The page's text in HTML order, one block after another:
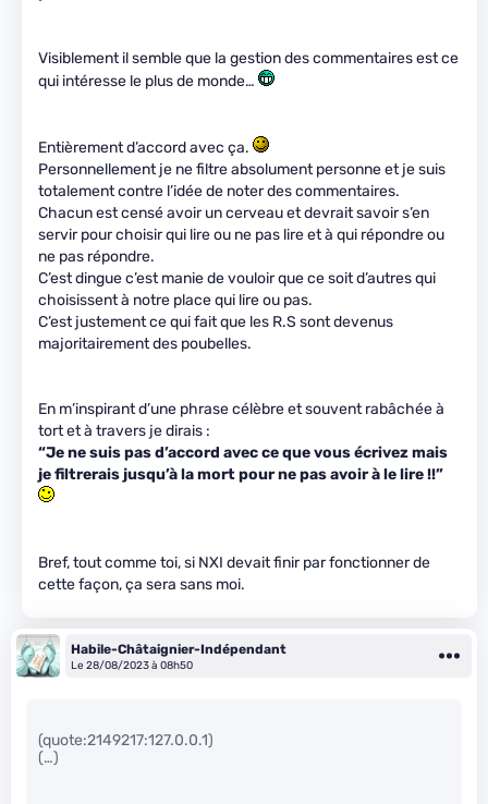
Visiblement il semble que la gestion des commentaires est ce
qui intéresse le plus de monde…
Entièrement d’accord avec ça.
Personnellement je ne filtre absolument personne et je suis
totalement contre l’idée de noter des commentaires.
Chacun est censé avoir un cerveau et devrait savoir s’en
servir pour choisir qui lire ou ne pas lire et à qui répondre ou
ne pas répondre.
C’est dingue c’est manie de vouloir que ce soit d’autres qui
choisissent à notre place qui lire ou pas.
C’est justement ce qui fait que les R.S sont devenus
majoritairement des poubelles.
En m’inspirant d’une phrase célèbre et souvent rabâchée à
tort et à travers je dirais :
“Je ne suis pas d’accord avec ce que vous écrivez mais
je filtrerais jusqu’à la mort pour ne pas avoir à le lire !!”
Bref, tout comme toi, si NXI devait finir par fonctionner de
cette façon, ça sera sans moi.
Habile-Châtaignier-Indépendant
Le 28/08/2023 à 08h50
(quote:2149217:127.0.0.1)
(…)